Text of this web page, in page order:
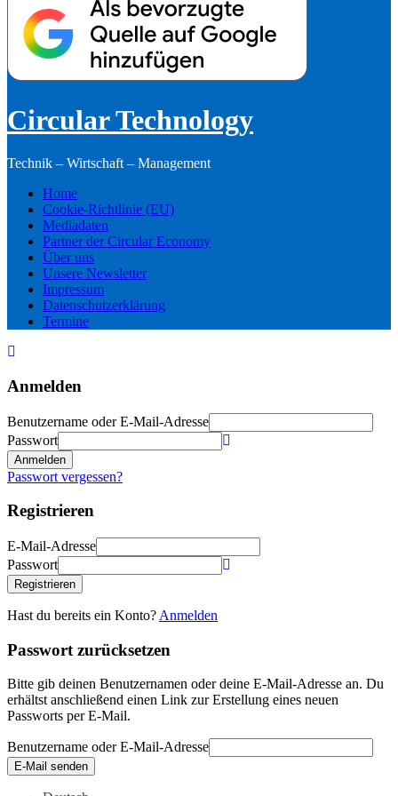
Circular Technology
Technik – Wirtschaft – Management
Home
Cookie-Richtlinie (EU)
Mediadaten
Partner der Circular Economy
Über uns
Unsere Newsletter
Impressum
Datenschutzerklärung
Termine
Anmelden
Benutzername oder E-Mail-Adresse
Passwort
Anmelden
Passwort vergessen?
Registrieren
E-Mail-Adresse
Passwort
Registrieren
Hast du bereits ein Konto? Anmelden
Passwort zurücksetzen
Bitte gib deinen Benutzernamen oder deine E-Mail-Adresse an. Du
erhältst anschließend einen Link zur Erstellung eines neuen
Passworts per E-Mail.
Benutzername oder E-Mail-Adresse
E-Mail senden